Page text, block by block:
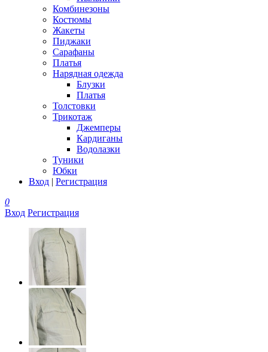
Комбинезоны
Костюмы
Жакеты
Пиджаки
Сарафаны
Платья
Нарядная одежда
Блузки
Платья
Толстовки
Трикотаж
Джемперы
Кардиганы
Водолазки
Туники
Юбки
Вход | Регистрация
0
Вход Регистрация